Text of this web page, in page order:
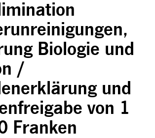
Biologie und
/
und
von 1
Franken